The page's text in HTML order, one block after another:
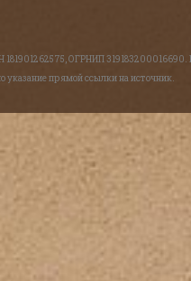
ОГРНИП 319183200016690.
указание прямой ссылки на источник.